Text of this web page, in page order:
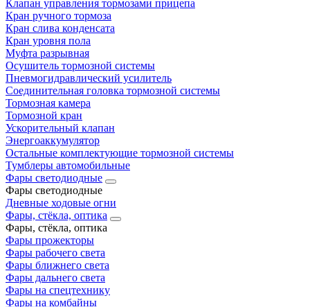
Клапан управления тормозами прицепа
Кран ручного тормоза
Кран слива конденсата
Кран уровня пола
Муфта разрывная
Осушитель тормозной системы
Пневмогидравлический усилитель
Соединительная головка тормозной системы
Тормозная камера
Тормозной кран
Ускорительный клапан
Энергоаккумулятор
Остальные комплектующие тормозной системы
Тумблеры автомобильные
Фары светодиодные
Фары светодиодные
Дневные ходовые огни
Фары, стёкла, оптика
Фары, стёкла, оптика
Фары прожекторы
Фары рабочего света
Фары ближнего света
Фары дальнего света
Фары на спецтехнику
Фары на комбайны